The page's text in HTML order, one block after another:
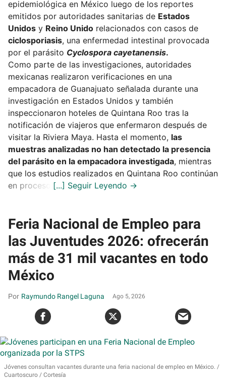
epidemiológica en México luego de los reportes
emitidos por autoridades sanitarias de Estados
Unidos y Reino Unido relacionados con casos de
ciclosporiasis, una enfermedad intestinal provocada
por el parásito Cyclospora cayetanensis.
Como parte de las investigaciones, autoridades
mexicanas realizaron verificaciones en una
empacadora de Guanajuato señalada durante una
investigación en Estados Unidos y también
inspeccionaron hoteles de Quintana Roo tras la
notificación de viajeros que enfermaron después de
visitar la Riviera Maya. Hasta el momento, las
muestras analizadas no han detectado la presencia
del parásito en la empacadora investigada, mientras
que los estudios realizados en Quintana Roo continúan
en proceso.
Feria Nacional de Empleo para
las Juventudes 2026: ofrecerán
más de 31 mil vacantes en todo
México
Raymundo Rangel Laguna Ago 5, 2026
Jóvenes consultan vacantes durante una feria nacional de empleo en México.
Cuartoscuro / Cortesía